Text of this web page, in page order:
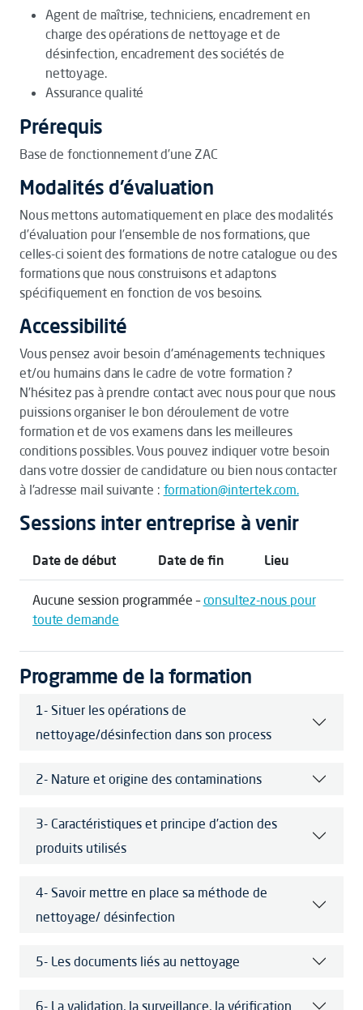
Agent de maîtrise, techniciens, encadrement en
charge des opérations de nettoyage et de
désinfection, encadrement des sociétés de
nettoyage.
Assurance qualité
Prérequis
Base de fonctionnement d’une ZAC
Modalités d'évaluation
Nous mettons automatiquement en place des modalités
d’évaluation pour l’ensemble de nos formations, que
celles-ci soient des formations de notre catalogue ou des
formations que nous construisons et adaptons
spécifiquement en fonction de vos besoins.
Accessibilité
Vous pensez avoir besoin d'aménagements techniques
et/ou humains dans le cadre de votre formation ?
N’hésitez pas à prendre contact avec nous pour que nous
puissions organiser le bon déroulement de votre
formation et de vos examens dans les meilleures
conditions possibles. Vous pouvez indiquer votre besoin
dans votre dossier de candidature ou bien nous contacter
à l'adresse mail suivante : formation@intertek.com.
Sessions inter entreprise à venir
Date de début Date de fin Lieu
Aucune session programmée –consultez-nous pour
toute demande
Programme de la formation
1- Situer les opérations de
nettoyage/désinfection dans son process
2- Nature et origine des contaminations
3- Caractéristiques et principe d’action des
produits utilisés
4- Savoir mettre en place sa méthode de
nettoyage/ désinfection
5- Les documents liés au nettoyage
6- La validation, la surveillance, la vérification